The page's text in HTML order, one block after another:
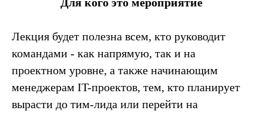
Лекция будет полезна всем, кто руководит
командами - как напрямую, так и на
проектном уровне, а также начинающим
менеджерам IT-проектов, тем, кто планирует
вырасти до тим-лида или перейти на